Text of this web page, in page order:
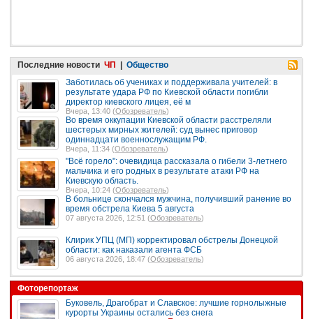
Последние новости ЧП
Общество
Заботилась об учениках и поддерживала учителей: в
результате удара РФ по Киевской области погибли
директор киевского лицея, её м
Вчера, 13:40 (Обозреватель)
Во время оккупации Киевской области расстреляли
шестерых мирных жителей: суд вынес приговор
одиннадцати военнослужащим РФ.
Вчера, 11:34 (Обозреватель)
"Всё горело": очевидица рассказала о гибели 3-летнего
мальчика и его родных в результате атаки РФ на
Киевскую область.
Вчера, 10:24 (Обозреватель)
В больнице скончался мужчина, получивший ранение во
время обстрела Киева 5 августа
07 августа 2026, 12:51 (Обозреватель)
Клирик УПЦ (МП) корректировал обстрелы Донецкой
области: как наказали агента ФСБ
06 августа 2026, 18:47 (Обозреватель)
Фоторепортаж
Буковель, Драгобрат и Славское: лучшие горнолыжные
курорты Украины остались без снега